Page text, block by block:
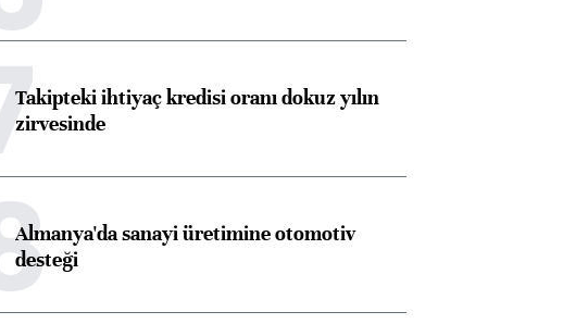
Takipteki ihtiyaç kredisi oranı dokuz yılın
zirvesinde
Almanya'da sanayi üretimine otomotiv
desteği